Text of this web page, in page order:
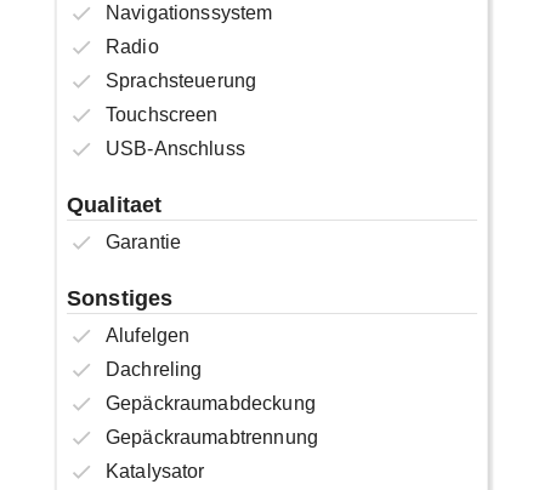
Navigationssystem
Radio
Sprachsteuerung
Touchscreen
USB-Anschluss
Qualitaet
Garantie
Sonstiges
Alufelgen
Dachreling
Gepäckraumabdeckung
Gepäckraumabtrennung
Katalysator